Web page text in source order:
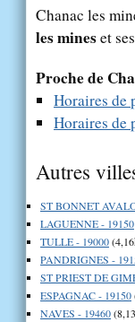
Chanac les
les mineset
Proche de
Horaires de
Horaires de
Autres
ST BONNET
LAGUENNE - 19150
TULLE - 19000
PANDRIGNES -
ST PRIEST DE
ESPAGNAC - 19150
NAVES - 19460